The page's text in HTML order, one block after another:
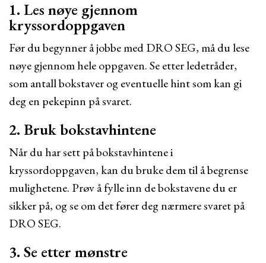
1. Les nøye gjennom
kryssordoppgaven
Før du begynner å jobbe med DRO SEG, må du lese
nøye gjennom hele oppgaven. Se etter ledetråder,
som antall bokstaver og eventuelle hint som kan gi
deg en pekepinn på svaret.
2. Bruk bokstavhintene
Når du har sett på bokstavhintene i
kryssordoppgaven, kan du bruke dem til å begrense
mulighetene. Prøv å fylle inn de bokstavene du er
sikker på, og se om det fører deg nærmere svaret på
DRO SEG.
3. Se etter mønstre